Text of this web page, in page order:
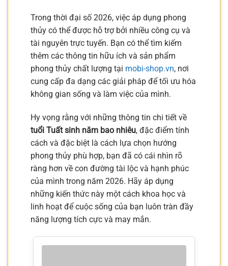
Trong thời đại số 2026, việc áp dụng phong
thủy có thể được hỗ trợ bởi nhiều công cụ và
tài nguyên trực tuyến. Bạn có thể tìm kiếm
thêm các thông tin hữu ích và sản phẩm
phong thủy chất lượng tại mobi-shop.vn, nơi
cung cấp đa dạng các giải pháp để tối ưu hóa
không gian sống và làm việc của mình.
Hy vọng rằng với những thông tin chi tiết về
tuổi Tuất sinh năm bao nhiêu, đặc điểm tính
cách và đặc biệt là cách lựa chọn hướng
phong thủy phù hợp, bạn đã có cái nhìn rõ
ràng hơn về con đường tài lộc và hạnh phúc
của mình trong năm 2026. Hãy áp dụng
những kiến thức này một cách khoa học và
linh hoạt để cuộc sống của bạn luôn tràn đầy
năng lượng tích cực và may mắn.